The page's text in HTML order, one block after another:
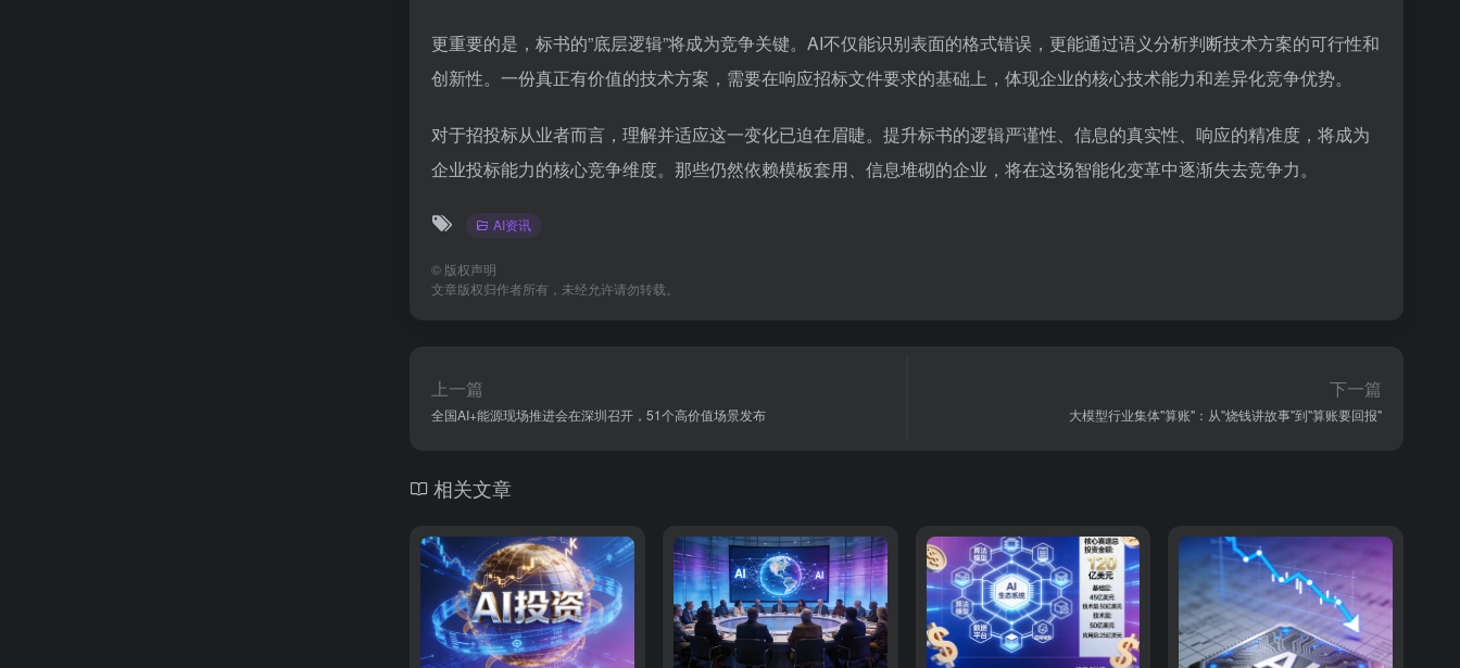
更重要的是，标书的”底层逻辑”将成为竞争关键。AI不仅能识别表面的格式错误，更能通过语义分析判断技术方案的可行性和
创新性。一份真正有价值的技术方案，需要在响应招标文件要求的基础上，体现企业的核心技术能力和差异化竞争优势。
对于招投标从业者而言，理解并适应这一变化已迫在眉睫。提升标书的逻辑严谨性、信息的真实性、响应的精准度，将成为
企业投标能力的核心竞争维度。那些仍然依赖模板套用、信息堆砌的企业，将在这场智能化变革中逐渐失去竞争力。
AI资讯
© 版权声明
文章版权归作者所有，未经允许请勿转载。
上一篇
全国AI+能源现场推进会在深圳召开，51个高价值场景发布
下一篇
大模型行业集体"算账"：从"烧钱讲故事"到"算账要回报"
相关文章